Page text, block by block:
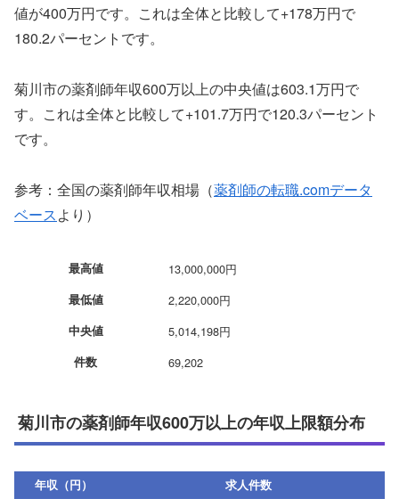
値が400万円です。これは全体と比較して+178万円で
180.2パーセントです。
菊川市の薬剤師年収600万以上の中央値は603.1万円で
す。これは全体と比較して+101.7万円で120.3パーセント
です。
参考：全国の薬剤師年収相場（薬剤師の転職.comデータ
ベースより）
最高値 13,000,000円
最低値 2,220,000円
中央値 5,014,198円
件数 69,202
菊川市の薬剤師年収600万以上の年収上限額分布
年収（円）
求人件数